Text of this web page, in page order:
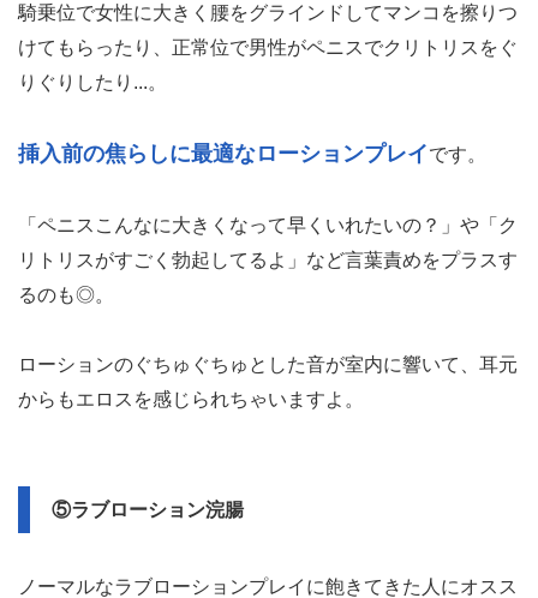
騎乗位で女性に大きく腰をグラインドしてマンコを擦りつ
けてもらったり、正常位で男性がペニスでクリトリスをぐ
りぐりしたり...。
挿入前の焦らしに最適なローションプレイです。
「ペニスこんなに大きくなって早くいれたいの？」や「ク
リトリスがすごく勃起してるよ」など言葉責めをプラスす
るのも◎。
ローションのぐちゅぐちゅとした音が室内に響いて、耳元
からもエロスを感じられちゃいますよ。
⑤ラブローション浣腸
ノーマルなラブローションプレイに飽きてきた人にオスス